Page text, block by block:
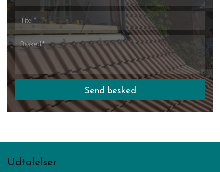
Udtalelser